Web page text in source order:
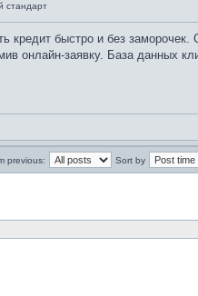
стандарт
кредит быстро и без
онлайн-заявку. База данных
previous: Sort by